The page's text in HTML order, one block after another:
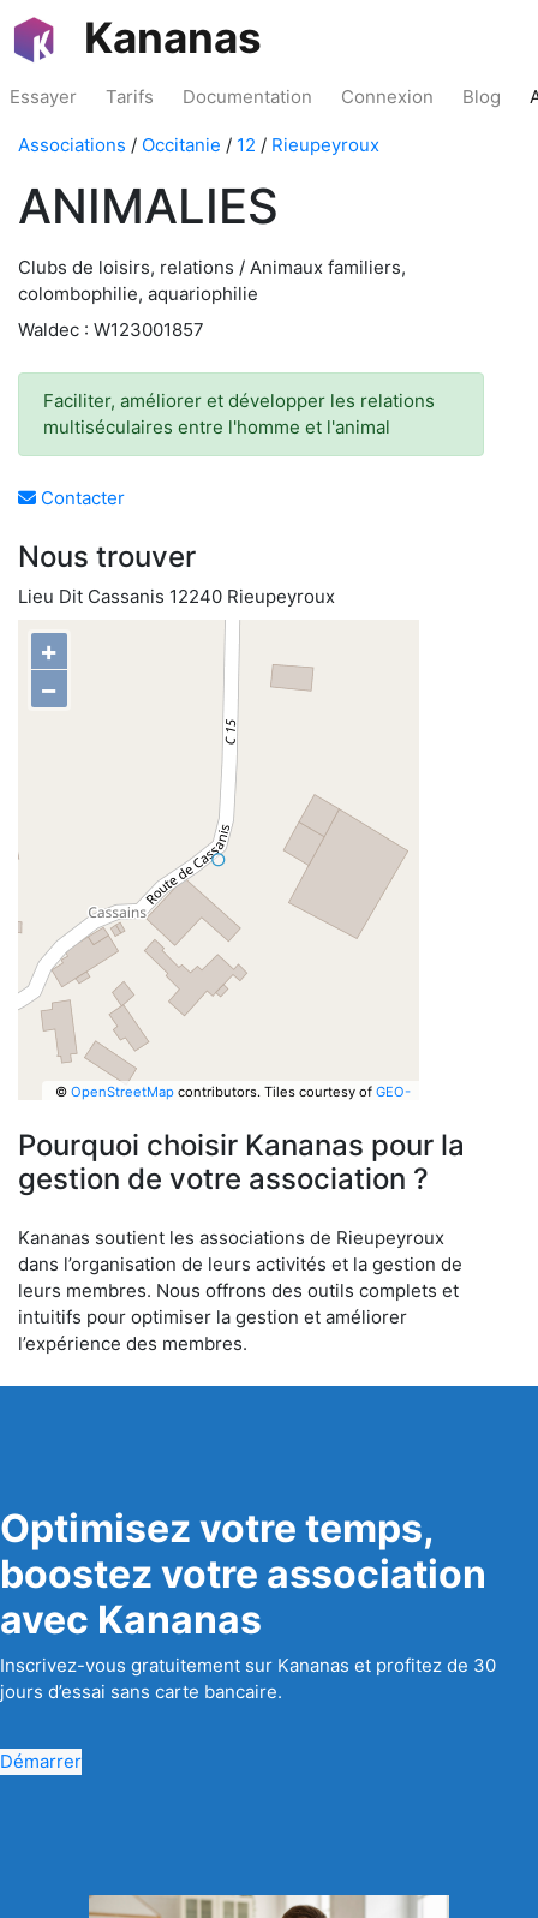
Kananas
Essayer Tarifs Documentation Connexion Blog
Associations / Occitanie / 12 / Rieupeyroux
ANIMALIES
Clubs de loisirs, relations / Animaux familiers,
colombophilie, aquariophilie
Waldec : W123001857
Faciliter, améliorer et développer les relations
multiséculaires entre l'homme et l'animal
Contacter
Nous trouver
Lieu Dit Cassanis 12240 Rieupeyroux
+
−
© OpenStreetMapcontributors. Tiles courtesy of GEO-
Pourquoi choisir Kananas pour la
gestion de votre association ?
Kananas soutient les associations de Rieupeyroux
dans l’organisation de leurs activités et la gestion de
leurs membres. Nous offrons des outils complets et
intuitifs pour optimiser la gestion et améliorer
l’expérience des membres.
Optimisez votre temps,
boostez votre association
avec Kananas
Inscrivez-vous gratuitement sur Kananas et profitez de 30
jours d’essai sans carte bancaire.
Démarrer